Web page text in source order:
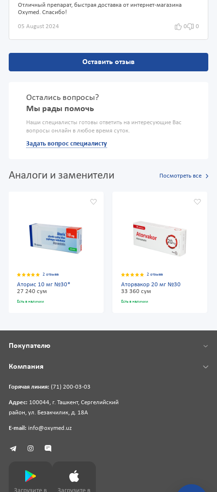
Отличный препарат, быстрая доставка от интернет-магазина
Oxymed. Спасибо!
05 August 2024 0 0
Оставить отзыв
Остались вопросы?
Мы рады помочь
Наши специалисты готовы ответить на интересующие Вас
вопросы онлайн в любое время суток.
Задать вопрос специалисту
Аналоги и заменители Посмотреть все
2 отзыва
Аторис 10 мг №30*
27 240 сум
Есть в наличии
2 отзыва
Аторвакор 20 мг №30
33 360 сум
Есть в наличии
Горячая линия: (71) 200-03-03
Адрес: 100044, г. Ташкент, Сергелийский
район, ул. Безакчилик, д. 18А
E-mail: info@oxymed.uz
Покупателю
Компания